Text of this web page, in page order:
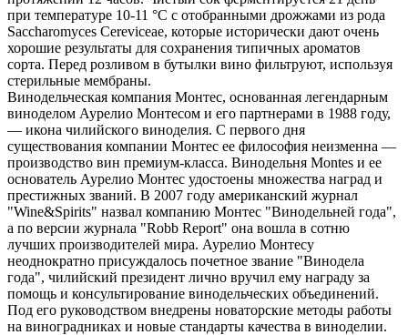
при температуре 10-11 °C с отобранными дрожжами из рода
Saccharomyces Cereviceae, которые исторически дают очень
хорошие результаты для сохранения типичных ароматов
сорта. Перед розливом в бутылки вино фильтруют, используя
стерильные мембраны.
Винодельческая компания Монтес, основанная легендарным
виноделом Аурелио Монтесом и его партнерами в 1988 году,
— икона чилийского виноделия. С первого дня
существования компании Монтес ее философия неизменна —
производство вин премиум-класса. Винодельня Montes и ее
основатель Аурелио Монтес удостоены множества наград и
престижных званий. В 2007 году американский журнал
"Wine&Spirits" назвал компанию Монтес "Винодельней года",
а по версии журнала "Robb Report" она вошла в сотню
лучших производителей мира. Аурелио Монтесу
неоднократно присуждалось почетное звание "Винодела
года", чилийский президент лично вручил ему награду за
помощь и консультирование винодельческих объединений.
Под его руководством внедрены новаторские методы работы
на виноградниках и новые стандарты качества в виноделии.